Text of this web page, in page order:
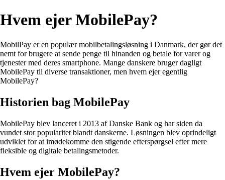
Hvem ejer MobilePay?
MobilPay er en populær mobilbetalingsløsning i Danmark, der gør det
nemt for brugere at sende penge til hinanden og betale for varer og
tjenester med deres smartphone. Mange danskere bruger dagligt
MobilePay til diverse transaktioner, men hvem ejer egentlig
MobilePay?
Historien bag MobilePay
MobilePay blev lanceret i 2013 af Danske Bank og har siden da
vundet stor popularitet blandt danskerne. Løsningen blev oprindeligt
udviklet for at imødekomme den stigende efterspørgsel efter mere
fleksible og digitale betalingsmetoder.
Hvem ejer MobilePay?